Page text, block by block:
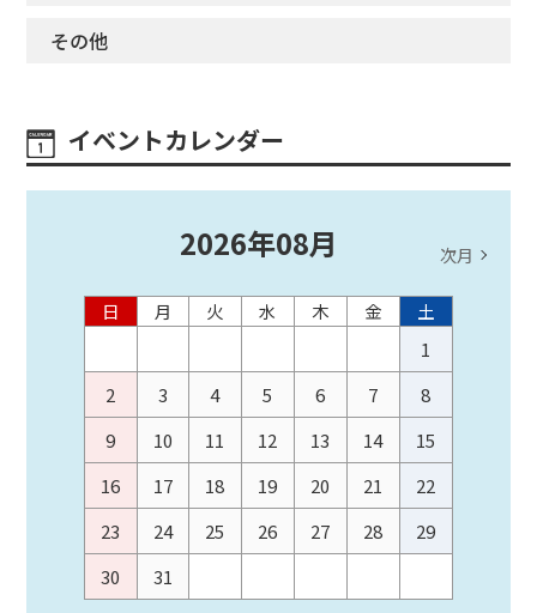
その他
イベントカレンダー
2026年08月 次月
日 月 火 水 木 金
土
1
2
3 4 5 6 7
8
9
10 11 12 13 14
15
16
17 18 19 20 21
22
23
24 25 26 27 28
29
30
31